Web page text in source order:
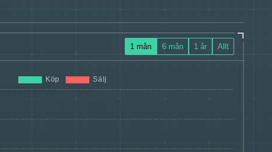
1 mån 6 mån 1 år Allt